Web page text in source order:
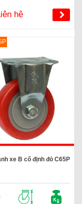
hệ
xe B cố định đỏ C65P